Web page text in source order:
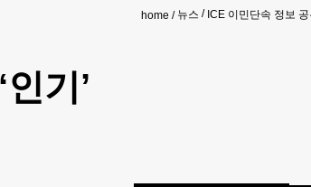
home 뉴스 ICE 이민단속 정보 공
기’